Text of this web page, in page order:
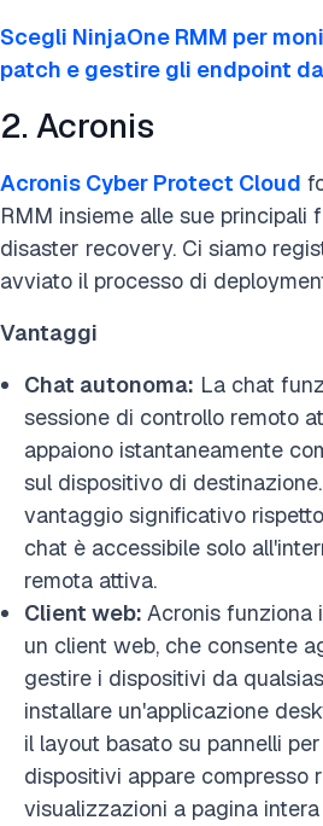
Scegli NinjaOne RMM per
patch e gestire gli endpoint
2. Acronis
Acronis Cyber Protect Cloud
RMM insieme alle sue principali
disaster recovery. Ci siamo
avviato il processo di
Vantaggi
Chat autonoma: La chat
sessione di controllo remoto
appaiono istantaneamente
sul dispositivo di
vantaggio significativo
chat è accessibile solo
remota attiva.
Client web: Acronis funziona
un client web, che consente
gestire i dispositivi da
installare un'applicazione
il layout basato su pannelli
dispositivi appare compresso
visualizzazioni a pagina